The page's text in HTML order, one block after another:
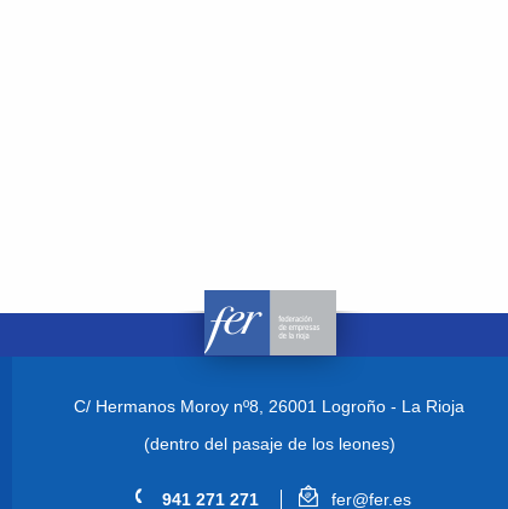
C/ Hermanos Moroy nº8, 26001 Logroño - La Rioja
(dentro del pasaje de los leones)
941 271 271 fer@fer.es